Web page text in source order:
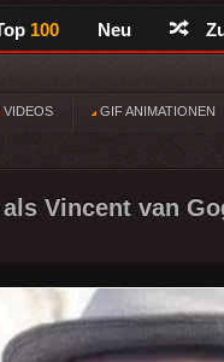
100 Neu
VIDEOS GIF ANIMATIONEN
Vincent van